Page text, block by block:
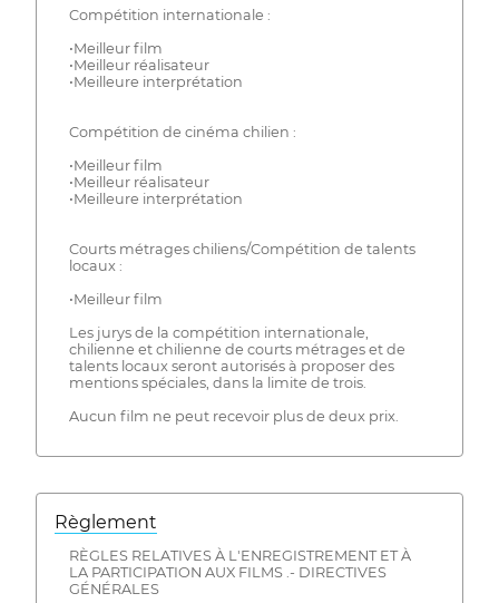
Compétition internationale :
•Meilleur film
•Meilleur réalisateur
•Meilleure interprétation
Compétition de cinéma chilien :
•Meilleur film
•Meilleur réalisateur
•Meilleure interprétation
Courts métrages chiliens/Compétition de talents
locaux :
•Meilleur film
Les jurys de la compétition internationale,
chilienne et chilienne de courts métrages et de
talents locaux seront autorisés à proposer des
mentions spéciales, dans la limite de trois.
Aucun film ne peut recevoir plus de deux prix.
Règlement
RÈGLES RELATIVES À L'ENREGISTREMENT ET À
LA PARTICIPATION AUX FILMS .- DIRECTIVES
GÉNÉRALES